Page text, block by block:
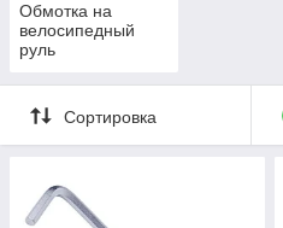
Обмотка на
велосипедный
руль
Сортировка